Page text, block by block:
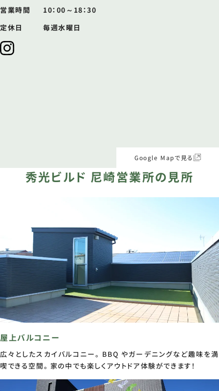
営業時間​
10：00～18：30
定休日​
毎週水曜日
Google Mapで見る
秀光ビルド 尼崎営業所の見所​
屋上バルコニー
広々としたスカイバルコニー。 BBQ やガーデニングなど趣味を満
喫できる空間。 家の中でも楽しくアウトドア体験ができます！